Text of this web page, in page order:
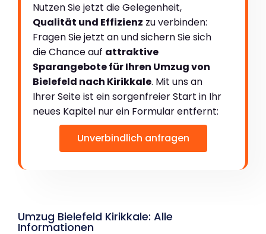
Nutzen Sie jetzt die Gelegenheit,
Qualität und Effizienz zu verbinden:
Fragen Sie jetzt an und sichern Sie sich
die Chance auf attraktive
Sparangebote für Ihren Umzug von
Bielefeld nach Kirikkale. Mit uns an
Ihrer Seite ist ein sorgenfreier Start in Ihr
neues Kapitel nur ein Formular entfernt:
Unverbindlich anfragen
Umzug Bielefeld Kirikkale: Alle
Informationen